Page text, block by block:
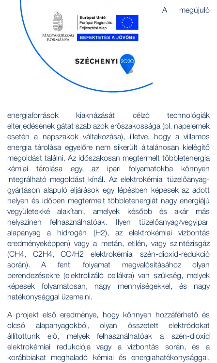
A megújuló
energiaforrások kiaknázását célzó technológiák
elterjedésének gátat szab azok erőszakossága (pl. napelemek
esetén a napszakok váltakozása), illetve, hogy a villamos
energia tárolása egyelőre nem sikerült általánosan kielégítő
megoldást találni. Az időszakosan megtermelt többletenergia
kémiai tárolása egy, az ipari folyamatokba könnyen
integrálható megoldást kínál. Az elektrokémiai tüzelőanyag-
gyártáson alapuló eljárások egy lépésben képesek az adott
helyen és időben megtermelt többletenergiát nagy energiájú
vegyületekké alakítani, amelyek később és akár más
helyszínen felhasználhatóak. Ilyen tüzelőanyag/vegyipari
alapanyag a hidrogén (H2), az elektrokémiai vízbontás
eredményeképpen) vagy a metán, etilén, vagy szintézisgáz
(CH4, C2H4, CO/H2 elektrokémiai szén-dioxid-redukció
során). A fenti folyamat megvalósításához olyan
berendezésekre (elektrolizáló cellákra) van szükség, melyek
képesek folyamatosan, nagy mennyiségekkel, és nagy
hatékonysággal üzemelni.
A projekt első eredménye, hogy könnyen hozzáférhető és
olcsó alapanyagokból, olyan összetett elektródokat
állítottunk elő, melyek felhasználhatóak a szén-dioxid
elektrokémiai redukciója vagy a vízbontás során, és a
korábbiakat meghaladó kémiai és energiahatékonysággal,